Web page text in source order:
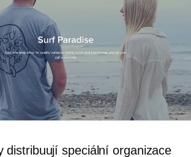
distribuují speciální organizace